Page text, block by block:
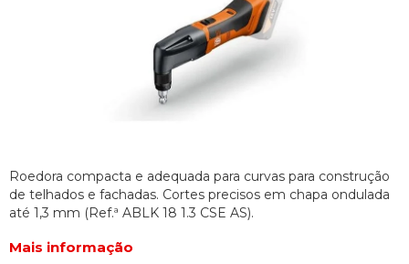
Roedora compacta e adequada para curvas para construção
de telhados e fachadas. Cortes precisos em chapa ondulada
até 1,3 mm (Ref.ª ABLK 18 1.3 CSE AS).
Mais informação